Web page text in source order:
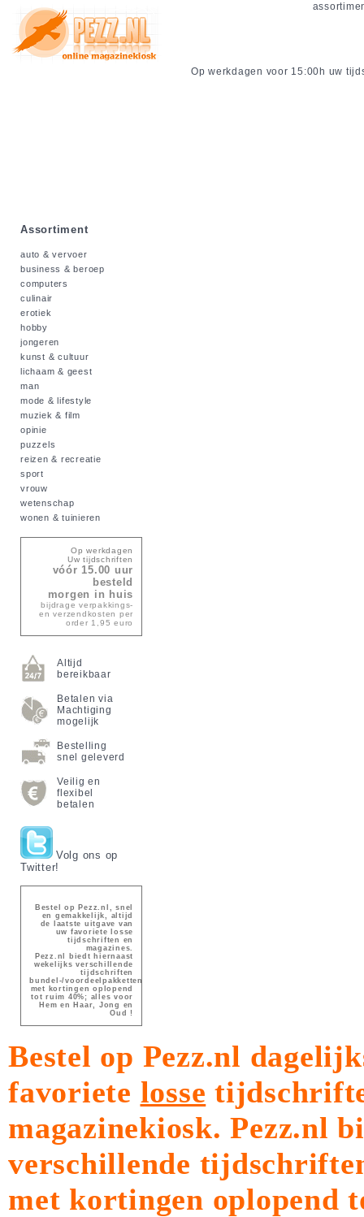
Op werkdagen voor 15:00h uw
Assortiment
auto & vervoer
business & beroep
computers
culinair
erotiek
hobby
jongeren
kunst & cultuur
lichaam & geest
man
mode & lifestyle
muziek & film
opinie
puzzels
reizen & recreatie
sport
vrouw
wetenschap
wonen & tuinieren
Op werkdagen
Uw tijdschriften
vóór 15.00 uur
besteld
morgen in huis
bijdrage verpakkings-
en verzendkosten per
order 1,95 euro
Altijd
bereikbaar
Betalen via
Machtiging
mogelijk
Bestelling
snel geleverd
Veilig en
flexibel
betalen
Volg ons op
Twitter!
Bestel op Pezz.nl, snel
en gemakkelijk, altijd
de laatste uitgave van
uw favoriete losse
tijdschriften en
magazines.
Pezz.nl biedt hiernaast
wekelijks verschillende
tijdschriften
bundel-/voordeelpakketten
met kortingen oplopend
tot ruim 40%; alles voor
Hem en Haar, Jong en
Oud !
Bestel op Pezz.nl
favoriete losse
magazinekiosk.Pezz.nl
verschillende
met kortingen oplopend